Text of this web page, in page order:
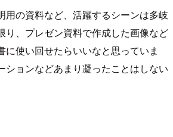
用の資料など、活躍するシーンは多岐
り、プレゼン資料で作成した画像など
に使い回せたらいいなと思っていま
ションなどあまり凝ったことはしない